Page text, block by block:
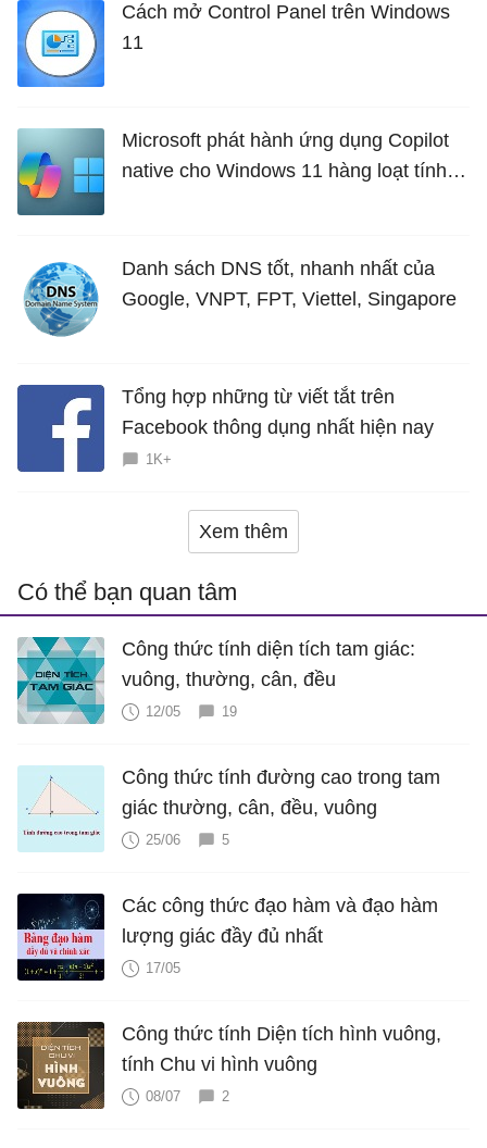
Cách mở Control Panel trên Windows
11
Microsoft phát hành ứng dụng Copilot
native cho Windows 11 hàng loạt tính
Danh sách DNS tốt, nhanh nhất của
Google, VNPT, FPT, Viettel, Singapore
Tổng hợp những từ viết tắt trên
Facebook thông dụng nhất hiện nay
1K+
Xem thêm
Có thể bạn quan tâm
Công thức tính diện tích tam giác:
vuông, thường, cân, đều
12/05 19
Công thức tính đường cao trong tam
giác thường, cân, đều, vuông
25/06 5
Các công thức đạo hàm và đạo hàm
lượng giác đầy đủ nhất
17/05
Công thức tính Diện tích hình vuông,
tính Chu vi hình vuông
08/07 2